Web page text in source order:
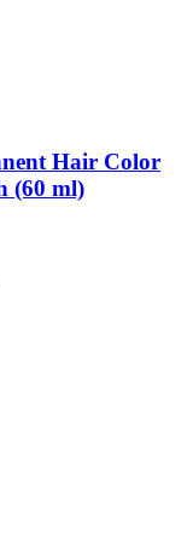
Hair Color
(60 ml)